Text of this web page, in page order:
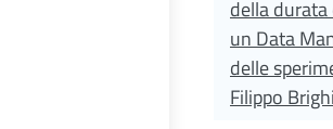
della
un Data
delle
Filippo